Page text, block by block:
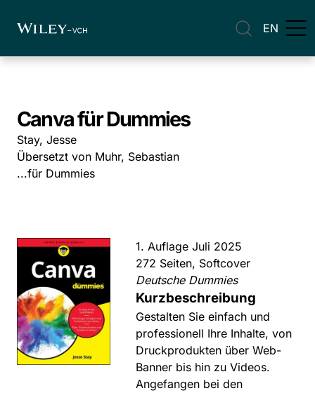
EN
Canva für Dummies
Stay, Jesse
Übersetzt von Muhr, Sebastian
...für Dummies
1. Auflage Juli 2025
272 Seiten, Softcover
Deutsche Dummies
Kurzbeschreibung
Gestalten Sie einfach und
professionell Ihre Inhalte, von
Druckprodukten über Web-
Banner bis hin zu Videos.
Angefangen bei den